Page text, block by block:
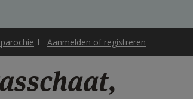
Aanmelden of registreren